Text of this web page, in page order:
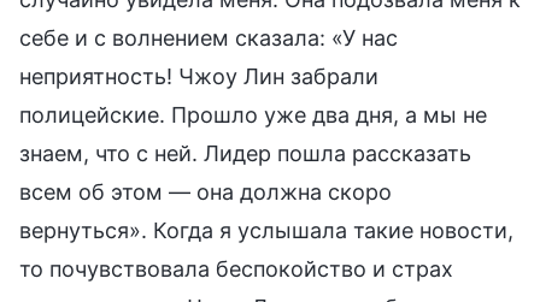
себе и с волнением сказала: «У нас
неприятность! Чжоу Лин забрали
полицейские. Прошло уже два дня, а мы не
знаем, что с ней. Лидер пошла рассказать
всем об этом — она должна скоро
вернуться». Когда я услышала такие новости,
то почувствовала беспокойство и страх